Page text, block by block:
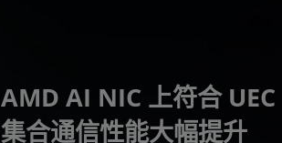
AMD AI NIC 上符合
集合通信性能大幅提升